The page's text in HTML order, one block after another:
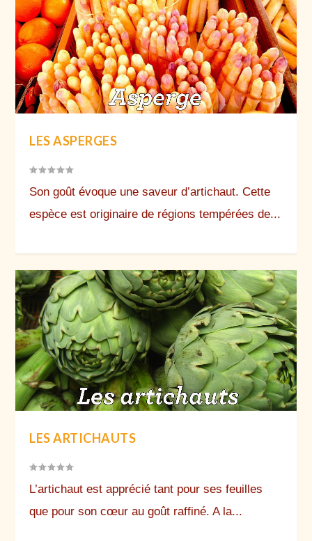
LES ASPERGES
Son goût évoque une saveur d’artichaut. Cette
espèce est originaire de régions tempérées de...
LES ARTICHAUTS
L’artichaut est apprécié tant pour ses feuilles
que pour son cœur au goût raffiné. A la...